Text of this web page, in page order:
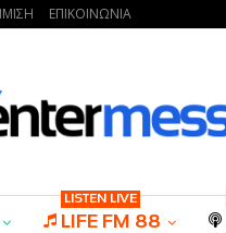
ΕΠΙΚΟΙΝΩΝΙΑ
LIFE FM 88
LISTEN LIVE